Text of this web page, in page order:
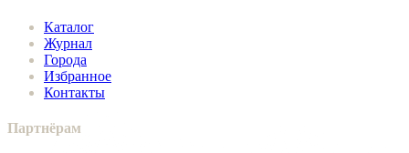
Каталог
Журнал
Города
Избранное
Контакты
Партнёрам